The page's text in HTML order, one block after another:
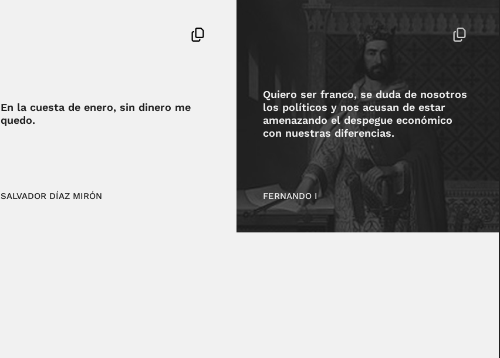
En la cuesta de enero, sin dinero me
quedo.
SALVADOR DÍAZ MIRÓN
Quiero ser franco, se duda de nosotros
los políticos y nos acusan de estar
amenazando el despegue económico
con nuestras diferencias.
FERNANDO I